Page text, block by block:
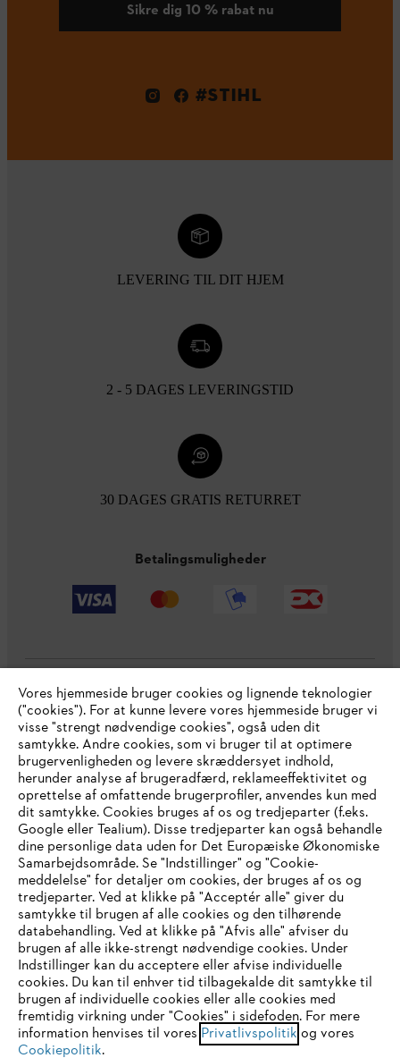
Sikre dig 10 % rabat nu
#STIHL
LEVERING TIL DIT HJEM
2 - 5 DAGES LEVERINGSTID
30 DAGES GRATIS RETURRET
Betalingsmuligheder
Virksomheden
STIHL FAQ
Service
Generelle vilkår og betingelser Privatlivspolitik
Juridisk meddelelse Cookies
Juridisk information
IHR BROWSER WIRD NICHT
UNTERSTÜTZT
Sie nutzen einen Browser, den wir noch nicht unterstützen. Für
eine optimale Nutzung unserer Seite empfehlen wir Ihnen, zu
einem der folgenden Browser zu wechseln:
Vores hjemmeside bruger cookies og lignende teknologier
("cookies"). For at kunne levere vores hjemmeside bruger vi
visse "strengt nødvendige cookies", også uden dit
samtykke. Andre cookies, som vi bruger til at optimere
brugervenligheden og levere skræddersyet indhold,
herunder analyse af brugeradfærd, reklameeffektivitet og
oprettelse af omfattende brugerprofiler, anvendes kun med
dit samtykke. Cookies bruges af os og tredjeparter (f.eks.
Google eller Tealium). Disse tredjeparter kan også behandle
dine personlige data uden for Det Europæiske Økonomiske
Samarbejdsområde. Se "Indstillinger" og "Cookie-
meddelelse" for detaljer om cookies, der bruges af os og
tredjeparter. Ved at klikke på "Acceptér alle" giver du
samtykke til brugen af alle cookies og den tilhørende
databehandling. Ved at klikke på "Afvis alle" afviser du
brugen af alle ikke-strengt nødvendige cookies. Under
Indstillinger kan du acceptere eller afvise individuelle
cookies. Du kan til enhver tid tilbagekalde dit samtykke til
brugen af individuelle cookies eller alle cookies med
fremtidig virkning under "Cookies" i sidefoden. For mere
information henvises til vores Privatlivspolitik og vores
Cookiepolitik.